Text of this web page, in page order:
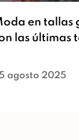
en tallas
las últimas
agosto 2025